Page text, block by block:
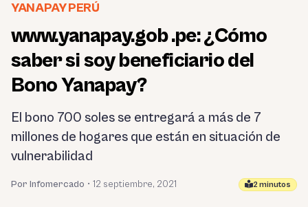
YANAPAY PERÚ
www.yanapay.gob .pe: ¿Cómo
saber si soy beneficiario del
Bono Yanapay?
El bono 700 soles se entregará a más de 7
millones de hogares que están en situación de
vulnerabilidad
Por Infomercado • 12 septiembre, 2021 2 minutos